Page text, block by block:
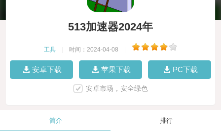
513加速器2024年
工具 时间：2024-04-08
安卓下载 苹果下载 PC下载
安卓市场，安全绿色
简介 排行